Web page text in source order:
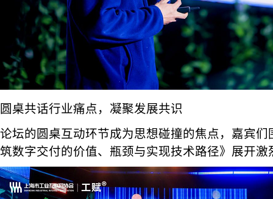
圆桌共话行业痛点，凝聚发展共识
论坛的圆桌互动环节成为思想碰撞的焦点，嘉宾
筑数字交付的价值、瓶颈与实现技术路径》展开激